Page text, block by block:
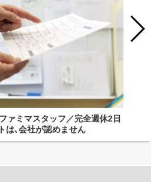
ァミマスタッフ／完全週休2日
は､会社が認めません